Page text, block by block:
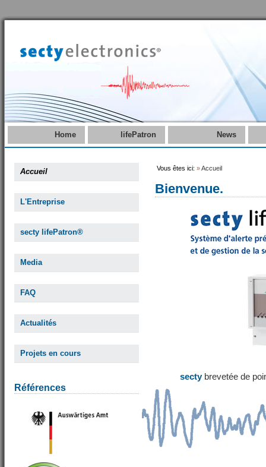
Home lifePatron News
Accueil
L'Entreprise
secty lifePatron®
Media
FAQ
Actualités
Projets en cours
Références
Vous êtes ici: »Accueil
Bienvenue.
secty brevetée de